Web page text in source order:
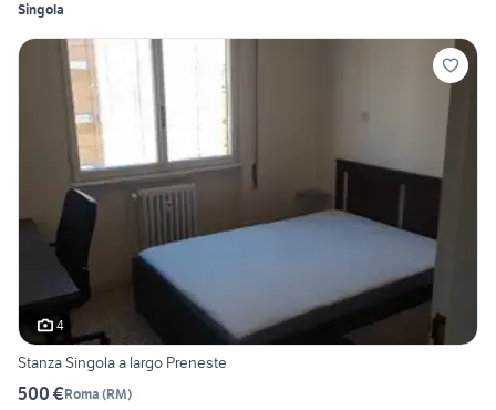
Singola
4
Stanza Singola a largo Preneste
500 €Roma (RM)